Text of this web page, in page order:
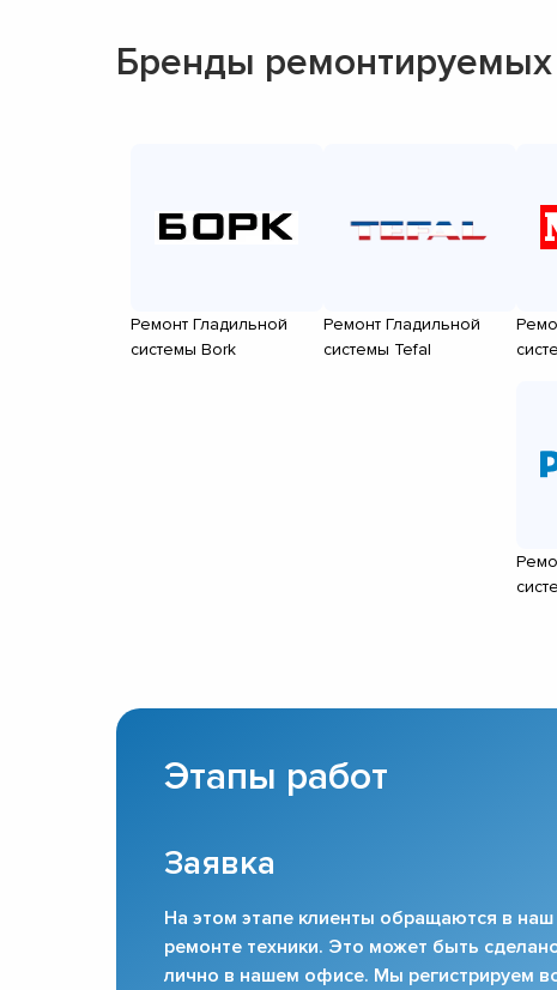
Бренды
Ремонт Гладильной
системы Bork
Ремонт Гладильной
системы Tefal
Этапы работ
Заявка
На этом этапе клиенты обращаются в
ремонте техники. Это может быть
лично в нашем офисе. Мы регистрируем